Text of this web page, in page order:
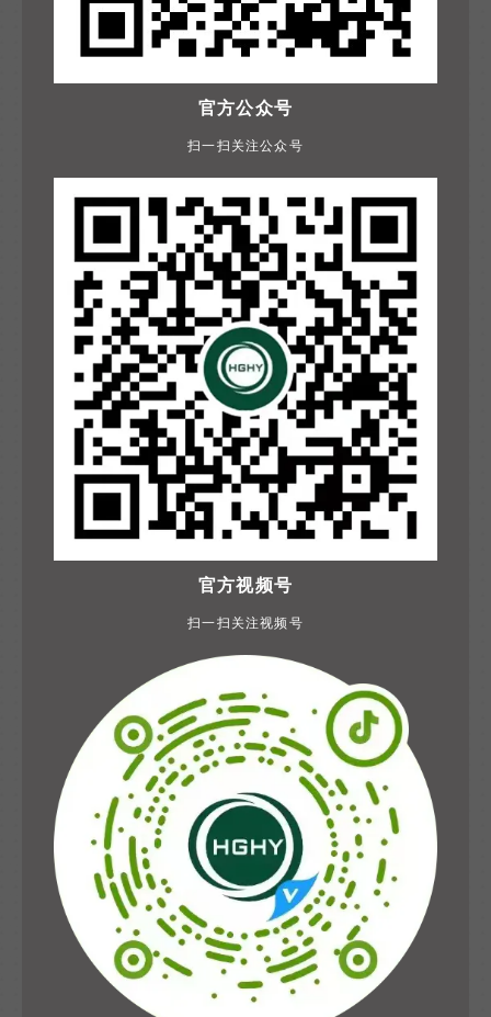
官方公众号
扫一扫关注公众号
官方视频号
扫一扫关注视频号